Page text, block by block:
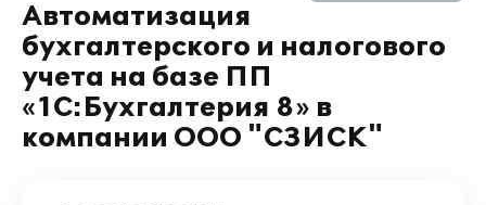
Автоматизация
бухгалтерского и налогового
учета на базе ПП
«1С:Бухгалтерия 8» в
компании ООО "СЗИСК"